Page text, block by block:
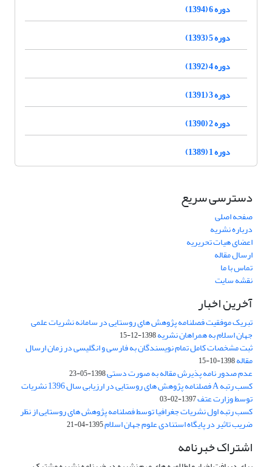
دوره 6 (1394)
دوره 5 (1393)
دوره 4 (1392)
دوره 3 (1391)
دوره 2 (1390)
دوره 1 (1389)
دسترسی سریع
صفحه اصلی
درباره نشریه
اعضای هیات تحریریه
ارسال مقاله
تماس با ما
نقشه سایت
آخرین اخبار
تبریک موفقیت فصلنامه پژوهش های روستایی در سامانه نشریات علمی
جهان اسلام به همراهان نشریه1398-12-15
ثبت مشخصات کامل تمام نویسندگان به فارسی و انگلیسی در زمان ارسال
مقاله1398-10-15
عدم صدور نامه پذیرش مقاله به صورت دستی1398-05-23
کسب رتبه A فصلنامه پژوهش های روستایی در ارزیابی سال 1396 نشریات
توسط وزارت عتف1397-02-03
کسب رتبه اول نشریات جغرافیا توسط فصلنامه پژوهش های روستایی از نظر
ضریب تاثیر در پایگاه استنادی علوم جهان اسلام1395-04-21
اشتراک خبرنامه